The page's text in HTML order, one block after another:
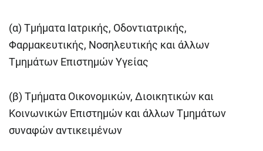
(α) Τμήματα Ιατρικής, Οδοντιατρικής,
Φαρμακευτικής, Νοσηλευτικής και άλλων
Τμημάτων Επιστημών Υγείας
(β) Τμήματα Οικονομικών, Διοικητικών και
Κοινωνικών Επιστημών και άλλων Τμημάτων
συναφών αντικειμένων